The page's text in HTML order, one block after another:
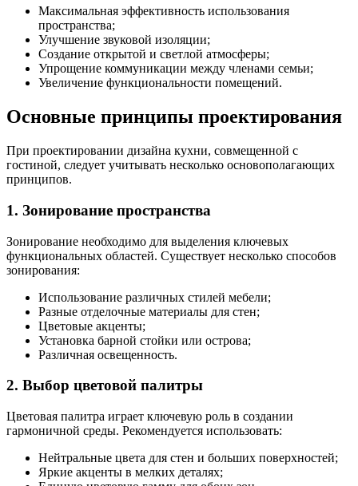
Максимальная эффективность использования
пространства;
Улучшение звуковой изоляции;
Создание открытой и светлой атмосферы;
Упрощение коммуникации между членами семьи;
Увеличение функциональности помещений.
Основные принципы проектирования
При проектировании дизайна кухни, совмещенной с
гостиной, следует учитывать несколько основополагающих
принципов.
1. Зонирование пространства
Зонирование необходимо для выделения ключевых
функциональных областей. Существует несколько способов
зонирования:
Использование различных стилей мебели;
Разные отделочные материалы для стен;
Цветовые акценты;
Установка барной стойки или острова;
Различная освещенность.
2. Выбор цветовой палитры
Цветовая палитра играет ключевую роль в создании
гармоничной среды. Рекомендуется использовать:
Нейтральные цвета для стен и больших поверхностей;
Яркие акценты в мелких деталях;